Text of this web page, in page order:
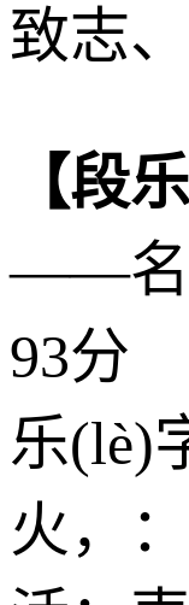
致志
【段
——名
93分
乐(lè)
火 ，